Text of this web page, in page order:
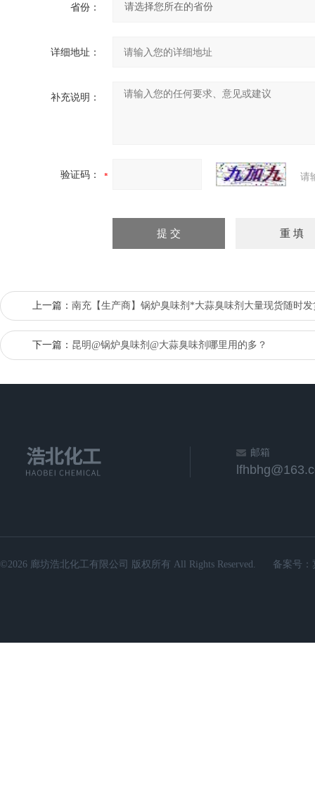
省份：
详细地址：
补充说明：
验证码： 请
上一篇： 南充【生产商】锅炉臭味剂*大蒜臭味剂大量现货随时发
下一篇： 昆明@锅炉臭味剂@大蒜臭味剂哪里用的多？
邮箱
©2026 廊坊浩北化工有限公司 版权所有 All Rights Reserved. 备案号：